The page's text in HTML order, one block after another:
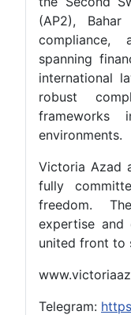
(AP2),
compliance,
spanning
international
robust
frameworks
environments.
Victoria Azad
fully
freedom.
expertise
united front to
Telegram: